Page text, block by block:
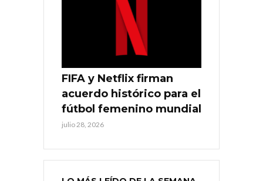
FIFA y Netflix firman
acuerdo histórico para el
fútbol femenino mundial
julio 28, 2026